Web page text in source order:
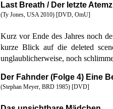
Last Breath / Der letzte
(Ty Jones, USA 2010) [DVD, OmU]
Kurz vor Ende des Jahres noch
kurze Blick auf die deleted
unglaublicherweise, noch
Der Fahnder (Folge 4) Eine
(Stephan Meyer, BRD 1985) [DVD]